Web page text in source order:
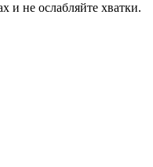
и не ослабляйте хватки.